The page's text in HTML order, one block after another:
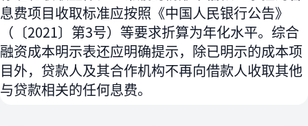
息费项目收取标准应按照《中国人民银行公告》
（〔2021〕第3号）等要求折算为年化水平。综合
融资成本明示表还应明确提示，除已明示的成本项
目外，贷款人及其合作机构不再向借款人收取其他
与贷款相关的任何息费。